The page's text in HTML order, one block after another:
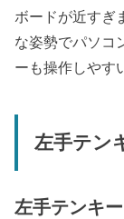
ボードが近すぎ
な姿勢でパソコ
ーも操作しやす
左手テン
左手テンキ